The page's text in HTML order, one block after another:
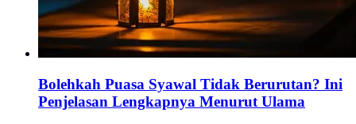
Bolehkah Puasa Syawal Tidak Berurutan? Ini
Penjelasan Lengkapnya Menurut Ulama